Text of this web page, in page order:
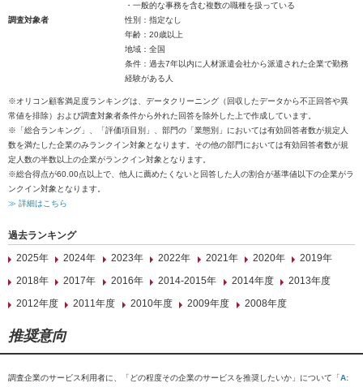
・一般的な事務を含む複数の職種を扱っている
調査対象者
性別：指定なし
年齢：20歳以上
地域：全国
条件：過去7年以内に人材派遣会社から派遣された企業で勤務
経験がある人
※オリコン顧客満足度ランキングは、データクリーニング（回収したデータから不正回答や異
常値を排除）および調査対象者条件から外れた回答を除外した上で作成しています。
※「総合ランキング」、「評価項目別」、部門の「業態別」においては有効回答者数が規定人
数を満たした企業のみランクイン対象となります。その他の部門においては有効回答者数が規
定人数の半数以上の企業がランクイン対象となります。
※総合得点が60.00点以上で、他人に薦めたくないと回答した人の割合が基準値以下の企業がラ
ンクイン対象となります。
≫ 詳細はこちら
過去ランキング
2025年
2024年 2023年 2022年 2021年 2020年
2019年
2018年
2017年 2016年 2014-2015年 2014年度
2013年度
2012年度
2011年度 2010年度 2009年度 2008年度
推奨意向
調査企業のサービス利用者に、「どの程度その企業のサービスを推奨したいか」について「A: